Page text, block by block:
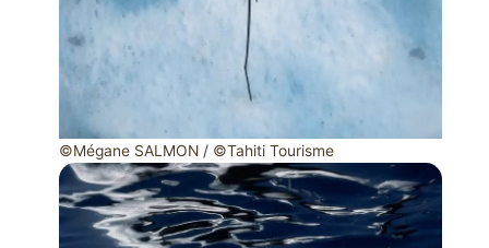
©Mégane SALMON / ©Tahiti Tourisme